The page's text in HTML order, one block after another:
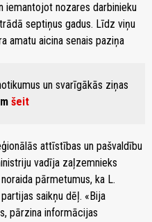
iemantojot nozares darbinieku
septiņus gadus. Līdz viņu
amatu aicina senais paziņa
un svarīgākās ziņas
šeit
attīstības un pašvaldību
vadīja zaļzemnieks
pārmetumus, ka L.
saikņu dēļ. «Bija
pārzina informācijas